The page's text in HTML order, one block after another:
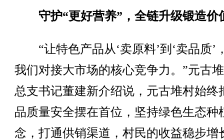
守护“更好营养”，全链升级锻造价
“让特色产品从‘卖原料’到‘卖品质’
我们对接大市场的核心竞争力。”元古
总支书记董建新介绍说，元古堆村始终
品质量安全摆在首位，坚持绿色生态种
念，打通供销渠道，村民的收益稳步增